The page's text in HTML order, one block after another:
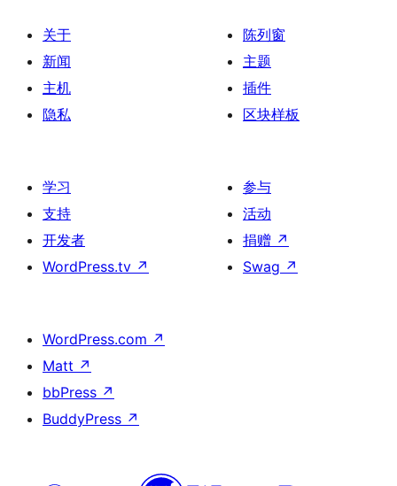
关于
新闻
主机
隐私
陈列窗
主题
插件
区块样板
学习
支持
开发者
WordPress.tv ↗
参与
活动
捐赠 ↗
Swag ↗
WordPress.com ↗
Matt ↗
bbPress ↗
BuddyPress ↗